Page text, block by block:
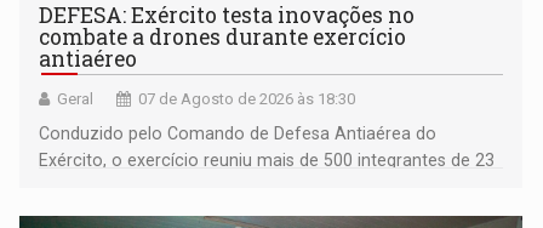
DEFESA: Exército testa inovações no
combate a drones durante exercício
antiaéreo
Geral 07 de Agosto de 2026 às 18:30
Conduzido pelo Comando de Defesa Antiaérea do
Exército, o exercício reuniu mais de 500 integrantes de 23